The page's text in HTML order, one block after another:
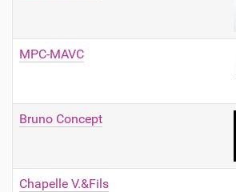
MPC-MAVC
Bruno Concept
Chapelle V.&Fils